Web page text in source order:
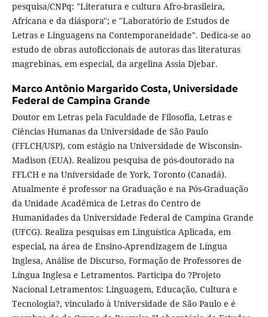
pesquisa/CNPq: "Literatura e cultura Afro-brasileira,
Africana e da diáspora"; e "Laboratório de Estudos de
Letras e Linguagens na Contemporaneidade". Dedica-se ao
estudo de obras autoficcionais de autoras das literaturas
magrebinas, em especial, da argelina Assia Djebar.
Marco Antônio Margarido Costa, Universidade
Federal de Campina Grande
Doutor em Letras pela Faculdade de Filosofia, Letras e
Ciências Humanas da Universidade de São Paulo
(FFLCH/USP), com estágio na Universidade de Wisconsin-
Madison (EUA). Realizou pesquisa de pós-doutorado na
FFLCH e na Universidade de York, Toronto (Canadá).
Atualmente é professor na Graduação e na Pós-Graduação
da Unidade Acadêmica de Letras do Centro de
Humanidades da Universidade Federal de Campina Grande
(UFCG). Realiza pesquisas em Linguística Aplicada, em
especial, na área de Ensino-Aprendizagem de Língua
Inglesa, Análise de Discurso, Formação de Professores de
Língua Inglesa e Letramentos. Participa do ?Projeto
Nacional Letramentos: Linguagem, Educação, Cultura e
Tecnologia?, vinculado à Universidade de São Paulo e é